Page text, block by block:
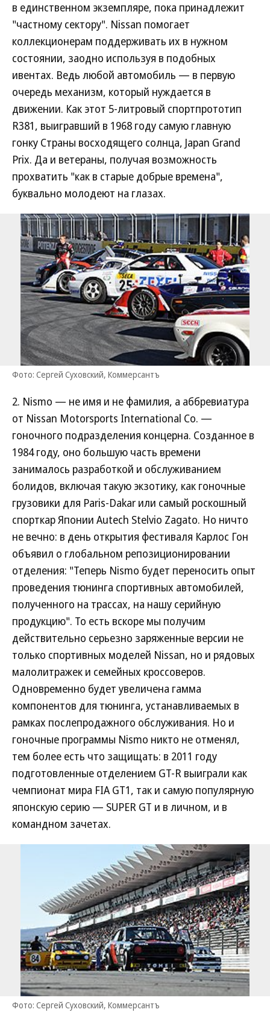
в единственном экземпляре, пока принадлежит
"частному сектору". Nissan помогает
коллекционерам поддерживать их в нужном
состоянии, заодно используя в подобных
ивентах. Ведь любой автомобиль — в первую
очередь механизм, который нуждается в
движении. Как этот 5-литровый спортпрототип
R381, выигравший в 1968 году самую главную
гонку Страны восходящего солнца, Japan Grand
Prix. Да и ветераны, получая возможность
прохватить "как в старые добрые времена",
буквально молодеют на глазах.
Фото: Сергей Суховский, Коммерсантъ
2. Nismo — не имя и не фамилия, а аббревиатура
от Nissan Motorsports International Co. —
гоночного подразделения концерна. Созданное в
1984 году, оно большую часть времени
занималось разработкой и обслуживанием
болидов, включая такую экзотику, как гоночные
грузовики для Paris-Dakar или самый роскошный
спорткар Японии Autech Stelvio Zagato. Но ничто
не вечно: в день открытия фестиваля Карлос Гон
объявил о глобальном репозиционировании
отделения: "Теперь Nismo будет переносить опыт
проведения тюнинга спортивных автомобилей,
полученного на трассах, на нашу серийную
продукцию". То есть вскоре мы получим
действительно серьезно заряженные версии не
только спортивных моделей Nissan, но и рядовых
малолитражек и семейных кроссоверов.
Одновременно будет увеличена гамма
компонентов для тюнинга, устанавливаемых в
рамках послепродажного обслуживания. Но и
гоночные программы Nismo никто не отменял,
тем более есть что защищать: в 2011 году
подготовленные отделением GT-R выиграли как
чемпионат мира FIA GT1, так и самую популярную
японскую серию — SUPER GT и в личном, и в
командном зачетах.
Фото: Сергей Суховский, Коммерсантъ